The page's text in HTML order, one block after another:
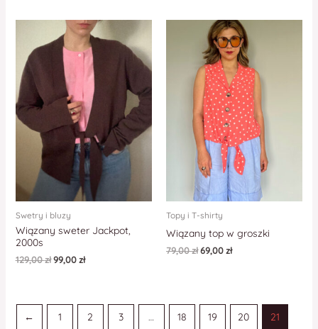
Swetry i bluzy
Wiązany sweter Jackpot,
2000s
129,00zł 99,00zł
Topy i T-shirty
Wiązany top w groszki
79,00zł69,00zł
← 1 2 3 … 18 19 20 21